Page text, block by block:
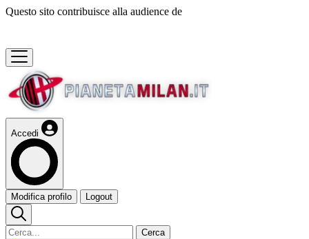
Questo sito contribuisce alla audience de
Accedi
Modifica profilo Logout
Cerca